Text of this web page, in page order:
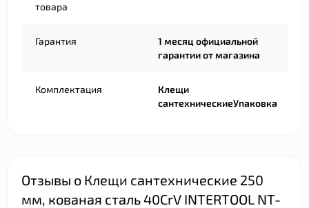
товара
Гарантия
1 месяц официальной
гарантии от магазина
Комплектация
Клещи
сантехническиеУпаковка
Отзывы о Клещи сантехнические 250
мм, кованая сталь 40CrV INTERTOOL NT-